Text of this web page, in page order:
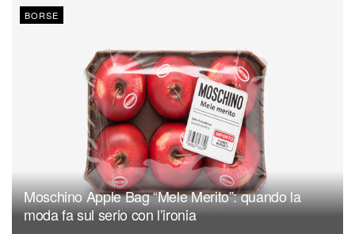
BORSE
Moschino Apple Bag “Mele Merito”: quando la
moda fa sul serio con l’ironia